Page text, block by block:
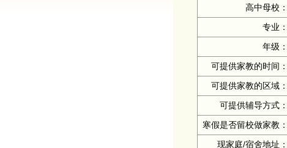
高中母校：
专业：
年级：
可提供家教的时间：
可提供家教的区域：
可提供辅导方式：
寒假是否留校做家教：
现家庭/宿舍地址：